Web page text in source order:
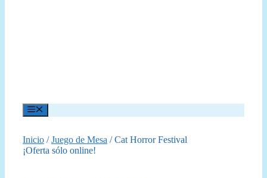
Menú
Inicio /Juego de Mesa / Cat Horror Festival
¡Oferta sólo online!